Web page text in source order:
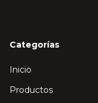
Categorías
Inicio
Productos